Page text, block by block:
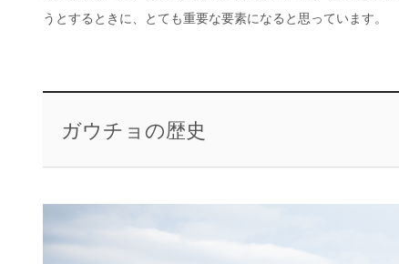
うとするときに、とても重要な要素になると思っています。
ガウチョの歴史